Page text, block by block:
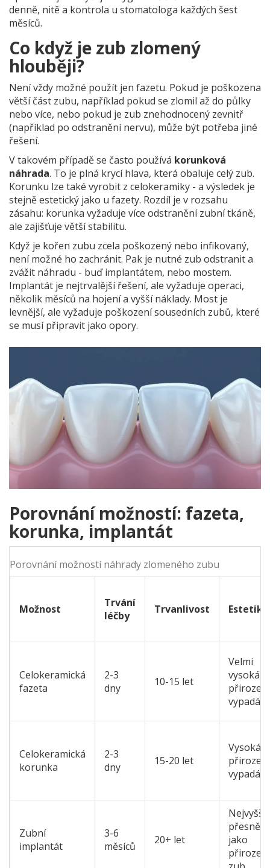
denně, nitě a kontrola u stomatologa každých šest
měsíců.
Co když je zub zlomený
hlouběji?
Není vždy možné použít jen fazetu. Pokud je poškozena
větší část zubu, například pokud se zlomil až do půlky
nebo více, nebo pokud je zub znehodnocený zevnitř
(například po odstranění nervu), může být potřeba jiné
řešení.
V takovém případě se často používá korunková
náhrada. To je plná krycí hlava, která obaluje celý zub.
Korunku lze také vyrobit z celokeramiky - a výsledek je
stejně estetický jako u fazety. Rozdíl je v rozsahu
zásahu: korunka vyžaduje více odstranění zubní tkáně,
ale zajišťuje větší stabilitu.
Když je kořen zubu zcela poškozený nebo infikovaný,
není možné ho zachránit. Pak je nutné zub odstranit a
zvážit náhradu - buď implantátem, nebo mostem.
Implantát je nejtrvalější řešení, ale vyžaduje operaci,
několik měsíců na hojení a vyšší náklady. Most je
levnější, ale vyžaduje poškození sousedních zubů, které
se musí připravit jako opory.
Porovnání možností: fazeta,
korunka, implantát
Porovnání možností náhrady zlomeného zubu
Možnost
Trvání
léčby
Trvanlivost Estetika
Celokeramická
fazeta
2-3
dny
10-15 let
Velmi
vysoká -
vypadá
Celokeramická
korunka
2-3
dny
15-20 let
Vysoká -
vypadá
Zubní
implantát
3-6
měsíců
20+ let
Nejvyšší
přesně
jako